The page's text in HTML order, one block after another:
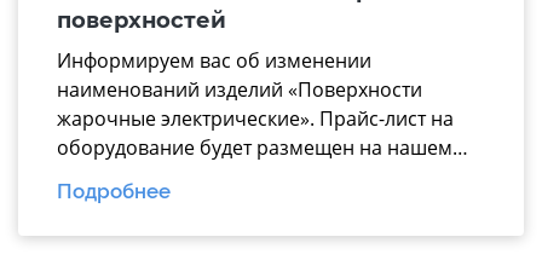
презентацию вошли ключевые модули для
эффективной комплектации горячего […]
поверхностей
Информируем вас об изменении
наименований изделий «Поверхности
жарочные электрические». Прайс-лист на
оборудование будет размещен на нашем
официальном
сайте https://www.mariholod.com/ в
Дилерском разделе «Прайсы».
Подробнее